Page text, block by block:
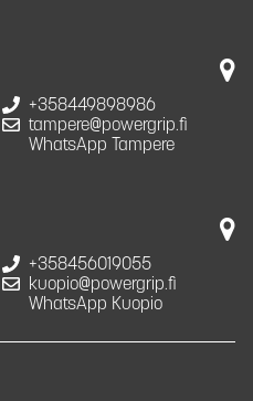
+358449898986
tampere@powergrip.fi
WhatsApp Tampere
+358456019055
kuopio@powergrip.fi
WhatsApp Kuopio